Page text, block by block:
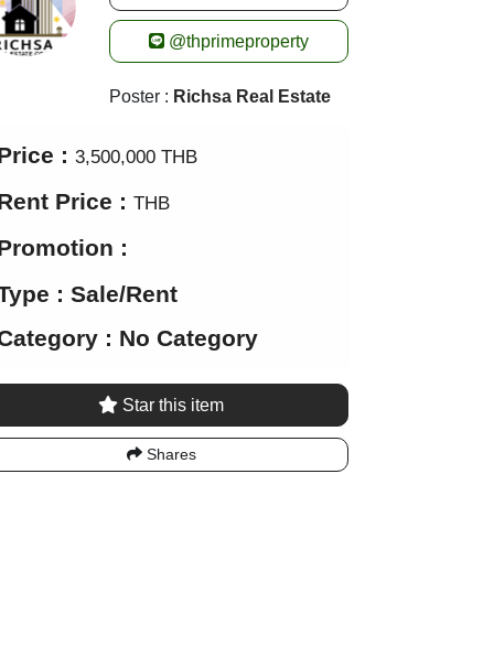
@thprimeproperty
Poster : Richsa Real Estate
: 3,500,000 THB
Price : THB
:
: Sale/Rent
: No Category
Star this item
Shares